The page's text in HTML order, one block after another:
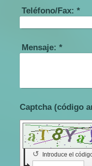
Teléfono/Fax: *
Mensaje: *
Introduce el
↺